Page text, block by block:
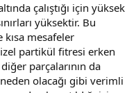
çalıştığı için yüksek
yüksektir. Bu
kısa mesafeler
partikül fitresi erken
parçalarının da
olacağı gibi verimli